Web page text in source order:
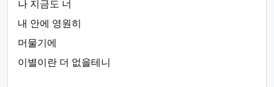
나 지금도 너
내 안에 영원히
머물기에
이별이란 더 없을테니